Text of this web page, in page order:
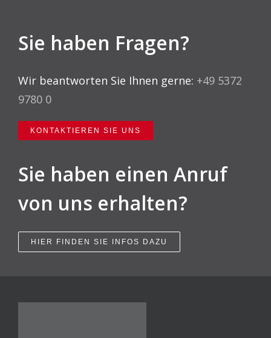
Sie haben Fragen?
Wir beantworten Sie Ihnen gerne: +49 5372
9780 0
KONTAKTIEREN SIE UNS
Sie haben einen Anruf
von uns erhalten?
HIER FINDEN SIE INFOS DAZU